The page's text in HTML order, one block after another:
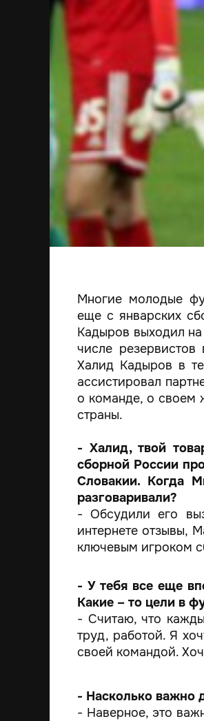
Многие молодые
еще с январских
Кадыров выходил
числе
Халид Кадыров в
ассистировал
о команде, о своем
страны.
- Халид, твой
сборной России
Словакии. Когда
разговаривали?
- Обсудили его
интернете отзывы,
ключевым игроком
- У тебя все еще
Какие – то цели в
- Считаю, что
труд, работой. Я
своей командой.
- Насколько важно
- Наверное, это